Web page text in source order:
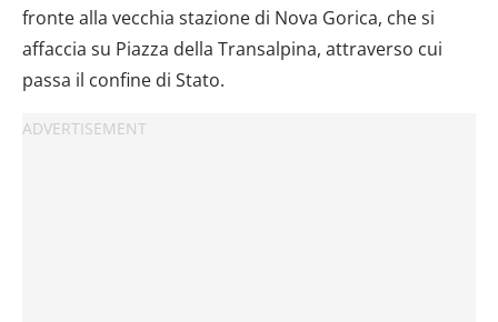
fronte alla vecchia stazione di Nova Gorica, che si
affaccia su Piazza della Transalpina, attraverso cui
passa il confine di Stato.